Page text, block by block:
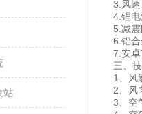
站
3.风
4.锂
5.减
6.铝
7.安
三、
1、风
2、风
3、空